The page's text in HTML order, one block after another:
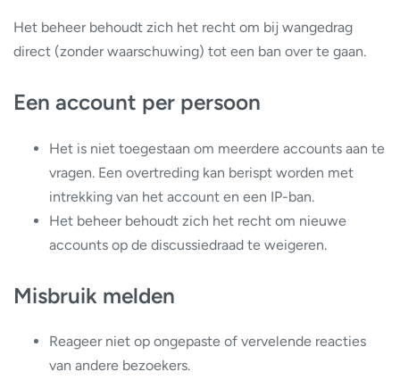
Het beheer behoudt zich het recht om bij wangedrag
direct (zonder waarschuwing) tot een ban over te gaan.
Een account per persoon
Het is niet toegestaan om meerdere accounts aan te
vragen. Een overtreding kan berispt worden met
intrekking van het account en een IP-ban.
Het beheer behoudt zich het recht om nieuwe
accounts op de discussiedraad te weigeren.
Misbruik melden
Reageer niet op ongepaste of vervelende reacties
van andere bezoekers.